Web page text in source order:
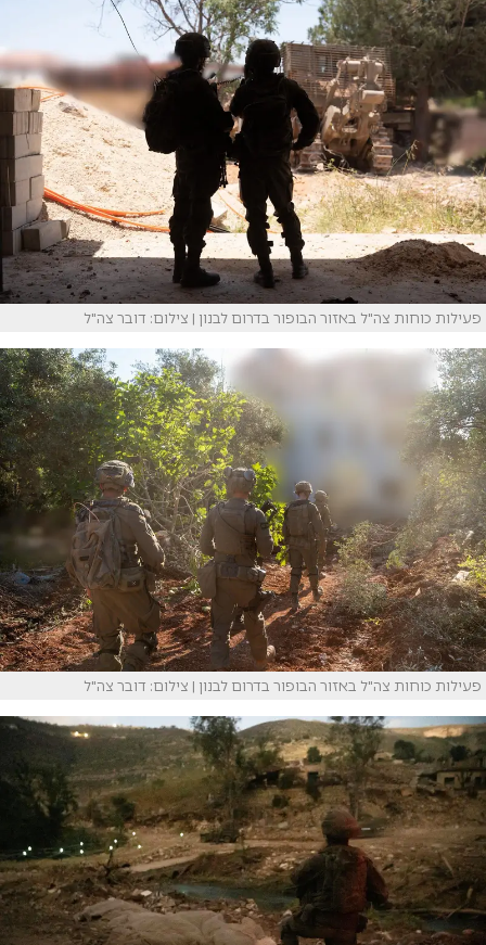
פעילות כוחות צה"ל באזור הבופור בדרום לבנון | צילום: דובר צה"ל
פעילות כוחות צה"ל באזור הבופור בדרום לבנון | צילום: דובר צה"ל